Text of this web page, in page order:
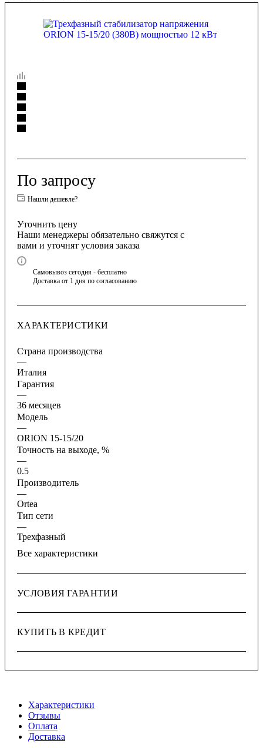
По запросу
Нашли дешевле?
Уточнить цену
Наши менеджеры обязательно свяжутся с
вами и уточнят условия заказа
Самовывоз сегодня - бесплатно
Доставка от 1 дня по согласованию
ХАРАКТЕРИСТИКИ
Страна производства
—
Италия
Гарантия
—
36 месяцев
Модель
—
ORION 15-15/20
Точность на выходе, %
—
0.5
Производитель
—
Ortea
Тип сети
—
Трехфазный
Все характеристики
УСЛОВИЯ ГАРАНТИИ
КУПИТЬ В КРЕДИТ
Характеристики
Отзывы
Оплата
Доставка